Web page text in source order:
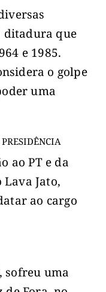
ditadura que
e 1985.
o golpe
uma
ao PT e da
Jato,
ao cargo
sofreu uma